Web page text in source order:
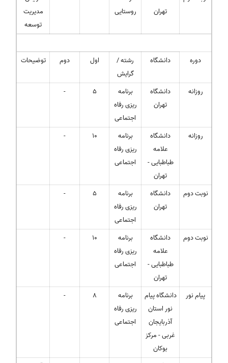
تهران
روستایی
مدیریت
توسعه
دوره دانشگاه
رشته /
گرایش
اول دوم توضیحات
روزانه
دانشگاه
تهران
برنامه
ریزی رفاه
اجتماعی
5
-
روزانه
دانشگاه
علامه
طباطبایی -
تهران
برنامه
ریزی رفاه
اجتماعی
10
-
نوبت دوم
دانشگاه
تهران
برنامه
ریزی رفاه
اجتماعی
5
-
نوبت دوم
دانشگاه
علامه
طباطبایی -
تهران
برنامه
ریزی رفاه
اجتماعی
10
-
پیام نور
دانشگاه پیام
نور استان
آذربایجان
غربی - مرکز
بوکان
برنامه
ریزی رفاه
اجتماعی
8
-